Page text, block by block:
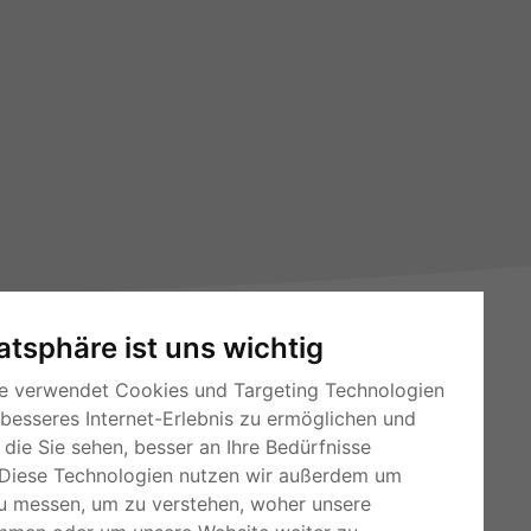
ist uns wichtig
verwendet Cookies und Targeting Technologien
Internet-Erlebnis zu ermöglichen und
Sie sehen, besser an Ihre Bedürfnisse
Technologien nutzen wir außerdem um
messen, um zu verstehen, woher unsere
RSS-Feeds
Kleinanzeigen-Österreich